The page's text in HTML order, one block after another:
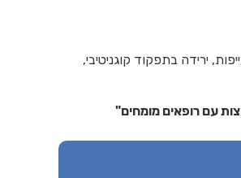
ירידה בתפקוד קוגניטיבי,
עם רופאים מומחים"